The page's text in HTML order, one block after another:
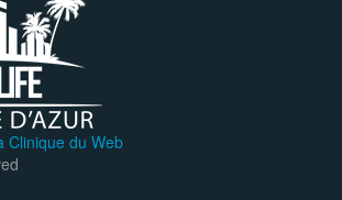
Clinique du Web